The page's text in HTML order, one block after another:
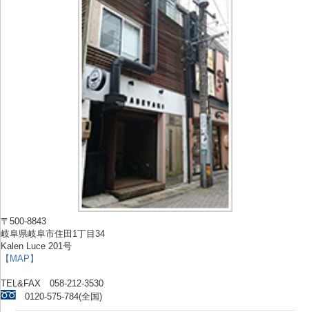
〒500-8843
岐阜県岐阜市住田1丁目34
Kalen Luce 201号
【MAP】
TEL&FAX 058-212-3530
0120-575-784(全国)